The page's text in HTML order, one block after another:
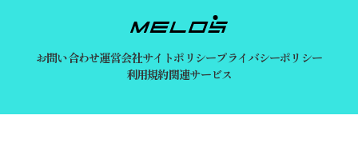
お問い合わせ運営会社サイトポリシープライバシーポリシー
利用規約関連サービス